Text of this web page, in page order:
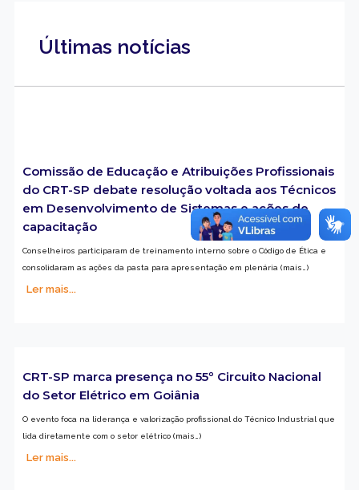
Últimas notícias
Comissão de Educação e Atribuições Profissionais
do CRT-SP debate resolução voltada aos Técnicos
em Desenvolvimento de Sistemas e ações de
capacitação
Conselheiros participaram de treinamento interno sobre o Código de Ética e
consolidaram as ações da pasta para apresentação em plenária (mais…)
Ler mais...
CRT-SP marca presença no 55º Circuito Nacional
do Setor Elétrico em Goiânia
O evento foca na liderança e valorização profissional do Técnico Industrial que
lida diretamente com o setor elétrico (mais…)
Ler mais...